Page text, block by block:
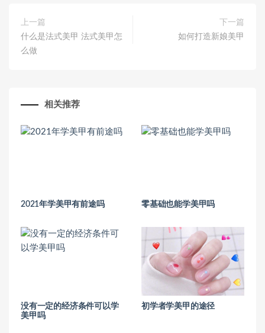
上一篇
什么是法式美甲 法式美甲怎
么做
下一篇
如何打造新娘美甲
相关推荐
2021年学美甲有前途吗 零基础也能学美甲吗
没有一定的经济条件可以学
美甲吗
初学者学美甲的途径